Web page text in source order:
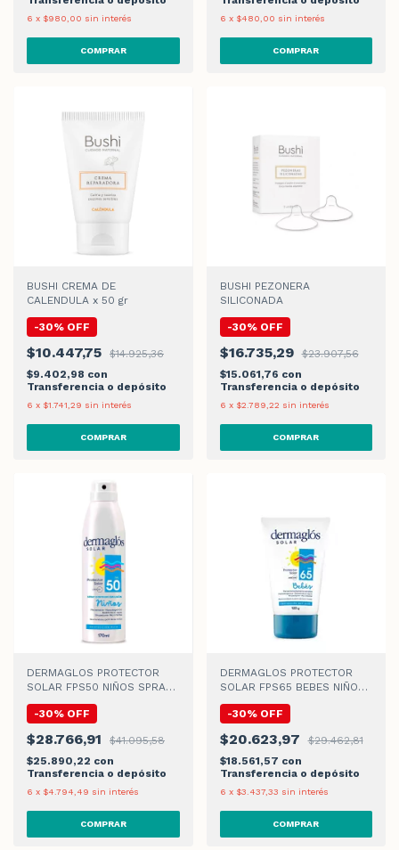
6 x $980,00 sin interés 6 x $480,00 sin interés
BUSHI CREMA DE
CALENDULA x 50 gr
-30% OFF
$10.447,75
$14.925,36
$9.402,98 con
Transferencia o depósito
6 x $1.741,29 sin interés
BUSHI PEZONERA
SILICONADA
-30% OFF
$16.735,29
$23.907,56
$15.061,76 con
Transferencia o depósito
6 x $2.789,22 sin interés
DERMAGLOS PROTECTOR
SOLAR FPS50 NIÑOS SPRAY
-30% OFF
$28.766,91
$41.095,58
$25.890,22 con
Transferencia o depósito
6 x $4.794,49 sin interés
DERMAGLOS PROTECTOR
SOLAR FPS65 BEBES NIÑOS
-30% OFF
$20.623,97
$29.462,81
$18.561,57 con
Transferencia o depósito
6 x $3.437,33 sin interés